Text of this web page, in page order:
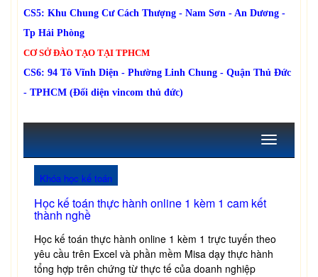
CS5: Khu Chung Cư Cách Thượng - Nam Sơn - An Dương -
Tp Hải Phòng
CƠ SỞ ĐÀO TẠO TẠI TPHCM
CS6: 94 Tô Vĩnh Diện - Phường Linh Chung - Quận Thủ Đức
- TPHCM (Đối diện vincom thủ đức)
Toggle
Khóa học kế toán
Học kế toán thực hành online 1 kèm 1 cam kết
thành nghề
Học kế toán thực hành online 1 kèm 1 trực tuyến theo
yêu cầu trên Excel và phần mềm Misa dạy thực hành
tổng hợp trên chứng từ thực tế của doanh nghiệp